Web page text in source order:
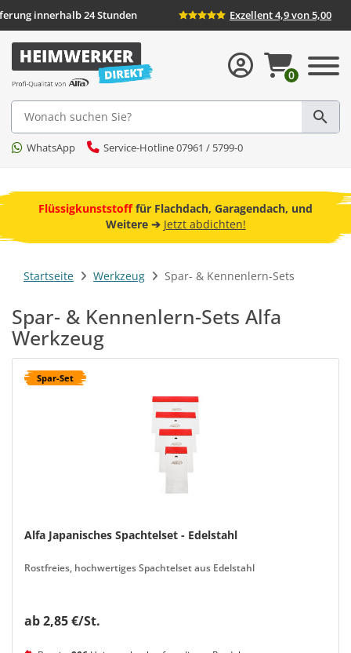
innerhalb 24 Stunden Exzellent 4,9 von 5,00
Suche
WhatsApp Service-Hotline 07961 / 5799-0
0
Flüssigkunststofffür Flachdach, Garagendach, und
Weitere ➔ Jetzt abdichten!
Startseite Werkzeug Spar- & Kennenlern-Sets
Spar- & Kennenlern-Sets Alfa
Werkzeug
Spar-Set
Alfa Japanisches Spachtelset - Edelstahl
Rostfreies, hochwertiges Spachtelset aus Edelstahl
ab 2,85 €/St.